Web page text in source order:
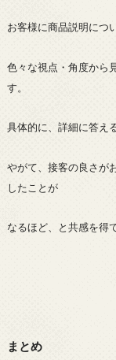
お客様に商品説明につ
色々な視点・角度から
す。
具体的に、詳細に答え
やがて、接客の良さが
したことが
なるほど、と共感を得
まとめ